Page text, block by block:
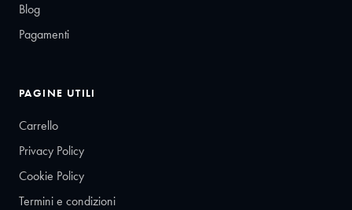
Blog
Pagamenti
PAGINE UTILI
Carrello
Privacy Policy
Cookie Policy
Termini e condizioni